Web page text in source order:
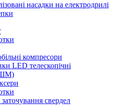
насадки на електродрилі
компресори
LED телескопічні
свердел